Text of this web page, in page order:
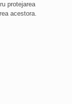
protejarea
acestora.